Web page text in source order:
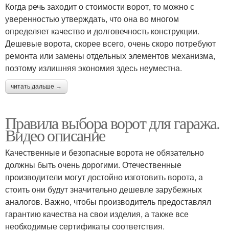
Когда речь заходит о стоимости ворот, то можно с
уверенностью утверждать, что она во многом
определяет качество и долговечность конструкции.
Дешевые ворота, скорее всего, очень скоро потребуют
ремонта или замены отдельных элементов механизма,
поэтому излишняя экономия здесь неуместна.
читать дальше →
Правила выбора ворот для гаража.
Видео описание
Качественные и безопасные ворота не обязательно
должны быть очень дорогими. Отечественные
производители могут достойно изготовить ворота, а
стоить они будут значительно дешевле зарубежных
аналогов. Важно, чтобы производитель предоставлял
гарантию качества на свои изделия, а также все
необходимые сертификаты соответствия.